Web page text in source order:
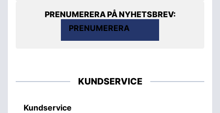
PRENUMERERA PÅ NYHETSBREV:
PRENUMERERA
KUNDSERVICE
Kundservice